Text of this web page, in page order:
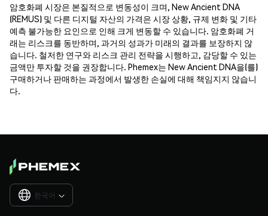
암호화폐 시장은 본질적으로 변동성이 크며, New Ancient DNA
(REMUS) 및 다른 디지털 자산의 가격은 시장 상황, 규제 변화 및 기타
예측 불가능한 요인으로 인해 크게 변동할 수 있습니다. 암호화폐 거
래는 리스크를 동반하며, 과거의 성과가 미래의 결과를 보장하지 않
습니다. 철저한 연구와 리스크 관리 전략을 시행하고, 감당할 수 있는
금액만 투자할 것을 권장합니다. Phemex는 New Ancient DNA을(를)
구매하거나 판매하는 과정에서 발생한 손실에 대해 책임지지 않습니
다.
한국어 